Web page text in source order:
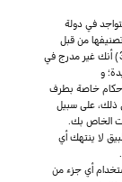
(2) أنك غير متواجد في دولة
من قبل
حكومة الولايات المتحدة كدولة "داعمة للإرهاب" و(3) أنك غير مدرج في
و
خاصة بطرف
ذلك، على سبيل
الخاص بك.
لا ينتهك أي
أي جزء من